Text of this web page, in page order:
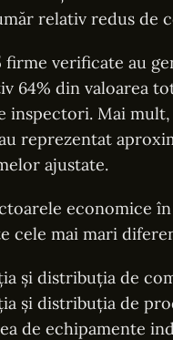
relativ redus de
firme verificate au
64% din valoarea
inspectori. Mai
reprezentat
ajustate.
economice
cele mai mari
și distribuția de
și distribuția de
de echipamente